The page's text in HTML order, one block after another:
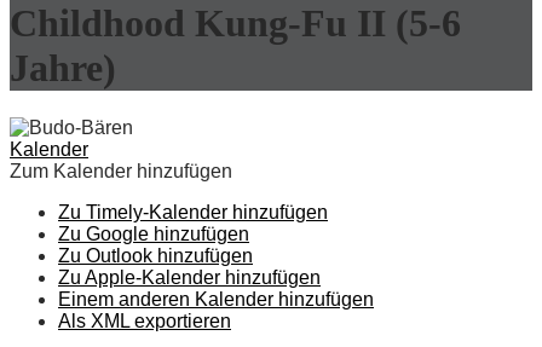
Childhood Kung-Fu II (5-6
Jahre)
Kalender
Zum Kalender hinzufügen
Zu Timely-Kalender hinzufügen
Zu Google hinzufügen
Zu Outlook hinzufügen
Zu Apple-Kalender hinzufügen
Einem anderen Kalender hinzufügen
Als XML exportieren